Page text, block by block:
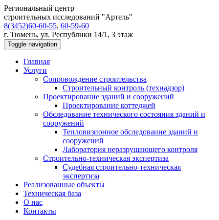
Региональный центр
строительных исследований "Артель"
8(3452)60-60-55, 60-59-60
г. Тюмень, ул. Республики 14/1, 3 этаж
Toggle navigation
Главная
Услуги
Сопровождение строительства
Строительный контроль (технадзор)
Проектирование зданий и сооружений
Проектирование коттеджей
Обследование технического состояния зданий и
сооружений
Тепловизионное обследование зданий и
сооружений
Лаборатория неразрушающего контроля
Строительно-техническая экспертиза
Судебная строительно-техническая
экспертиза
Реализованные объекты
Техническая база
О нас
Контакты